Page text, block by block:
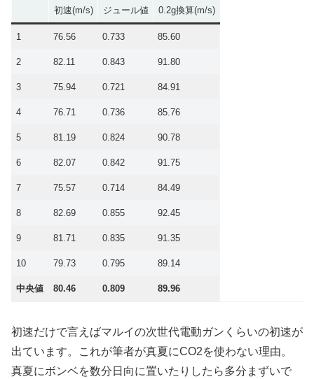
初速(m/s) ジュール値 0.2g換算(m/s)
1 76.56 0.733 85.60
2 82.11 0.843 91.80
3 75.94 0.721 84.91
4 76.71 0.736 85.76
5 81.19 0.824 90.78
6 82.07 0.842 91.75
7 75.57 0.714 84.49
8 82.69 0.855 92.45
9 81.71 0.835 91.35
10 79.73 0.795 89.14
中央値 80.46 0.809 89.96
初速だけで言えばマルイの次世代電動ガンくらいの初速が
出ています。これが筆者が真夏にCO2を使わない理由。
真夏にボンベを数分日向に置いたりしたら多分まずいで